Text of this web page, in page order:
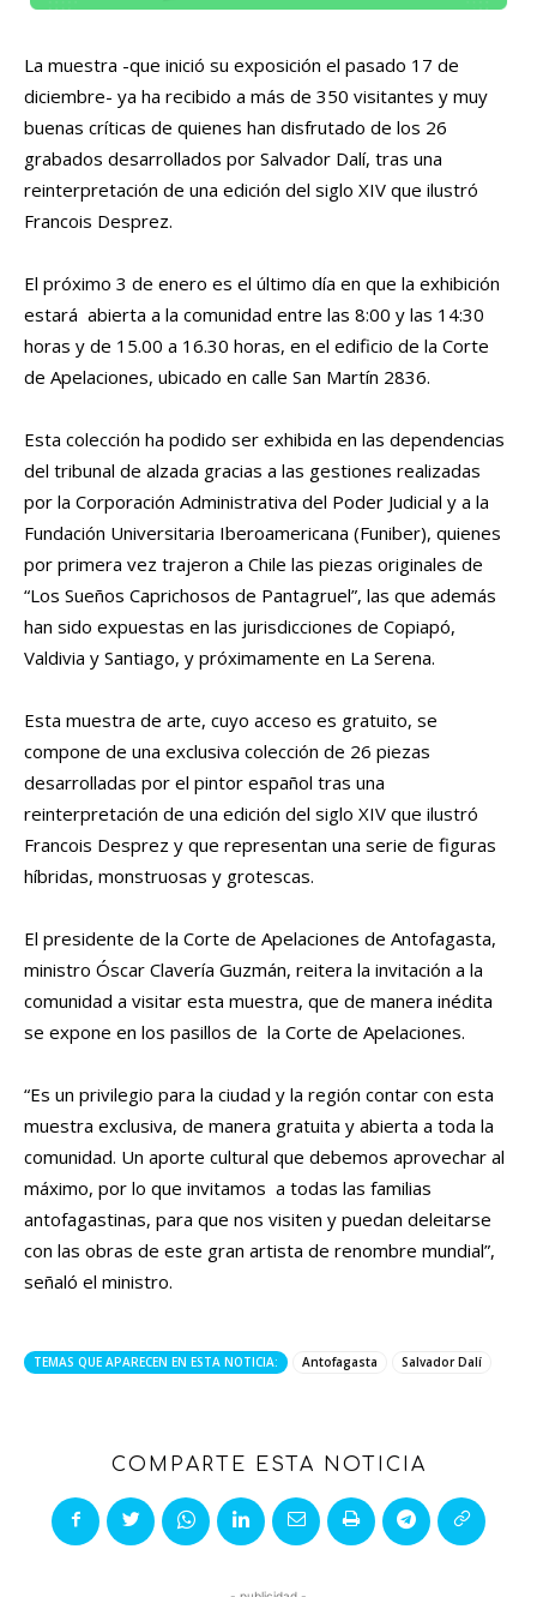
La muestra -que inició su exposición el pasado 17 de
diciembre- ya ha recibido a más de 350 visitantes y muy
buenas críticas de quienes han disfrutado de los 26
grabados desarrollados por Salvador Dalí, tras una
reinterpretación de una edición del siglo XIV que ilustró
Francois Desprez.
El próximo 3 de enero es el último día en que la exhibición
estará abierta a la comunidad entre las 8:00 y las 14:30
horas y de 15.00 a 16.30 horas, en el edificio de la Corte
de Apelaciones, ubicado en calle San Martín 2836.
Esta colección ha podido ser exhibida en las dependencias
del tribunal de alzada gracias a las gestiones realizadas
por la Corporación Administrativa del Poder Judicial y a la
Fundación Universitaria Iberoamericana (Funiber), quienes
por primera vez trajeron a Chile las piezas originales de
“Los Sueños Caprichosos de Pantagruel”, las que además
han sido expuestas en las jurisdicciones de Copiapó,
Valdivia y Santiago, y próximamente en La Serena.
Esta muestra de arte, cuyo acceso es gratuito, se
compone de una exclusiva colección de 26 piezas
desarrolladas por el pintor español tras una
reinterpretación de una edición del siglo XIV que ilustró
Francois Desprez y que representan una serie de figuras
híbridas, monstruosas y grotescas.
El presidente de la Corte de Apelaciones de Antofagasta,
ministro Óscar Clavería Guzmán, reitera la invitación a la
comunidad a visitar esta muestra, que de manera inédita
se expone en los pasillos de la Corte de Apelaciones.
“Es un privilegio para la ciudad y la región contar con esta
muestra exclusiva, de manera gratuita y abierta a toda la
comunidad. Un aporte cultural que debemos aprovechar al
máximo, por lo que invitamos a todas las familias
antofagastinas, para que nos visiten y puedan deleitarse
con las obras de este gran artista de renombre mundial”,
señaló el ministro.
TEMAS QUE APARECEN EN ESTA NOTICIA: Antofagasta Salvador Dalí
COMPARTE ESTA NOTICIA